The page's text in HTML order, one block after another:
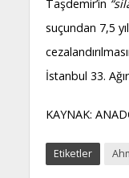
Taşdemir’in
suçundan 7,5
İstanbul 33.
KAYNAK:
Etiketler